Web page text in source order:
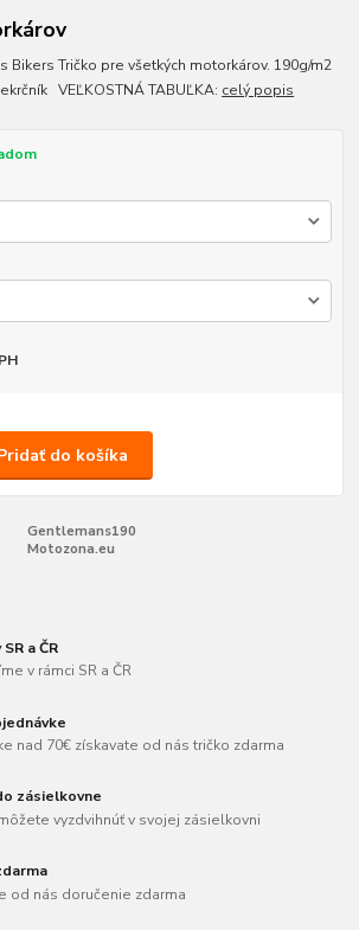
Bikers Tričko pre všetkých motorkárov. 190g/m2
VEĽKOSTNÁ TABUĽKA: celý popis
do košíka
Gentlemans190
Motozona.eu
a ČR
v rámci SR a ČR
nad 70€ získavate od nás tričko zdarma
zásielkovne
vyzdvihnúť v svojej zásielkovni
od nás doručenie zdarma